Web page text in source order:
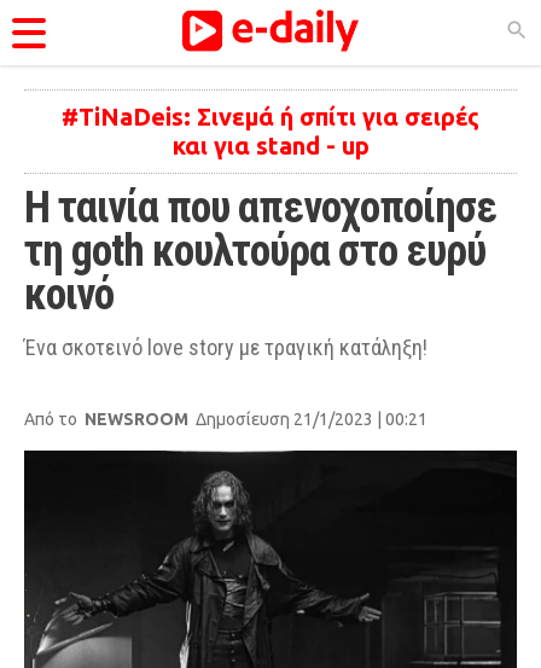
ΚΑΤΗΓΟΡΊΕΣ
Ειδήσεις
Θέματα
Videos
Podcasts
Viral
City Guide
FEEDS
#TiNaDeis: Σινεμά ή σπίτι για σειρές
και για stand - up
Η ταινία που απενοχοποίησε
τη goth κουλτούρα στο ευρύ
κοινό
Ένα σκοτεινό love story με τραγική κατάληξη!
Από το NEWSROOM Δημοσίευση 21/1/2023 | 00:21